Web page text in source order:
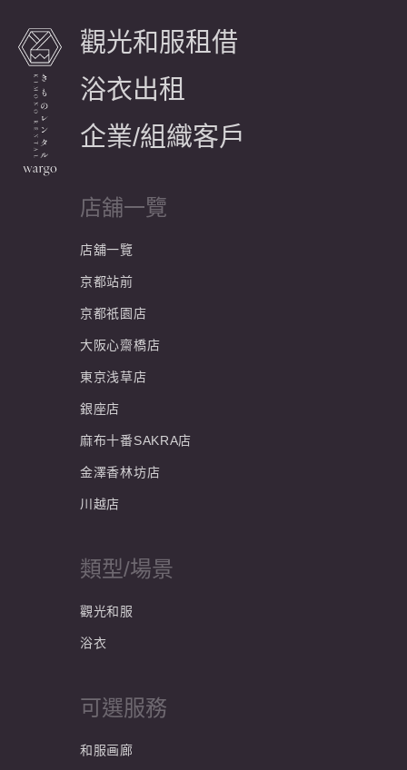
觀光和服租借
浴衣出租
企業/組織客戶
店舖一覽
店舖一覽
京都站前
京都祇園店
大阪心齋橋店
東京浅草店
銀座店
麻布十番SAKRA店
金澤香林坊店
川越店
類型/場景
觀光和服
浴衣
可選服務
和服画廊